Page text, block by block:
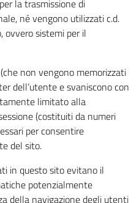
la trasmissione di
né vengono utilizzati c.d.
ovvero sistemi per il
(che non vengono memorizzati
dell’utente e svaniscono con
limitato alla
(costituiti da numeri
per consentire
del sito.
in questo sito evitano il
potenzialmente
della navigazione degli utenti